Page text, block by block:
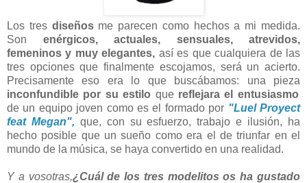
Los tres diseñosme parecen como hechos a mi medida.
Son enérgicos, actuales, sensuales,
atrevidos,
femeninos y muy elegantes, así es que cualquiera de las
tres opciones que finalmente escojamos, será un acierto.
Precisamente eso era lo que buscábamos: una pieza
inconfundible por su estilo que reflejara el entusiasmo
de un equipo joven como es el formado por "Luel Proyect
feat Megan", que, con su esfuerzo, trabajo e ilusión, ha
hecho posible que un sueño como era el de triunfar en el
mundo de la música, se haya convertido en una realidad.
Y a vosotras,¿Cuál de los tres modelitos os ha gustado